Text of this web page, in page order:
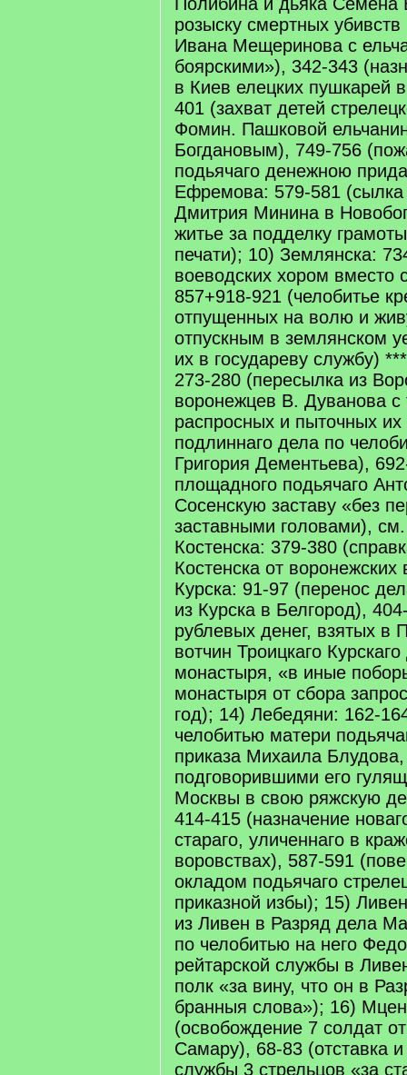
розыску смертных
Ивана Мещеринова с
боярскими»), 342-343
в Киев елецких пушкарей
401 (захват детей
Фомин. Пашковой
Богдановым), 749-756
подьячаго денежною
Ефремова: 579-581
Дмитрия Минина в
житье за подделку
печати); 10) Землянска:
воеводских хором вместо
857+918-921 (челобитье
отпущенных на волю и
отпускным в землянском
их в государеву службу)
273-280 (пересылка из
воронежцев В. Дуванова
распросных и пыточных их
подлиннаго дела по
Григория Дементьева),
площадного подьячаго
Сосенскую заставу «без
заставными головами),
Костенска: 379-380
Костенска от
Курска: 91-97 (перенос
из Курска в Белгород),
рублевых денег, взятых в
вотчин Троицкаго
монастыря, «в иные
монастыря от сбора
год); 14) Лебедяни: 162-
челобитью матери
приказа Михаила
подговорившими его
Москвы в свою ряжскую
414-415 (назначение
стараго, уличеннаго в
воровствах), 587-591
окладом подьячаго
приказной избы); 15)
из Ливен в Разряд дела
по челобитью на него
рейтарской службы в
полк «за вину, что он в
бранныя слова»); 16)
(освобождение 7 солдат
Самару), 68-83 (отставка
службы 3 стрельцов «за